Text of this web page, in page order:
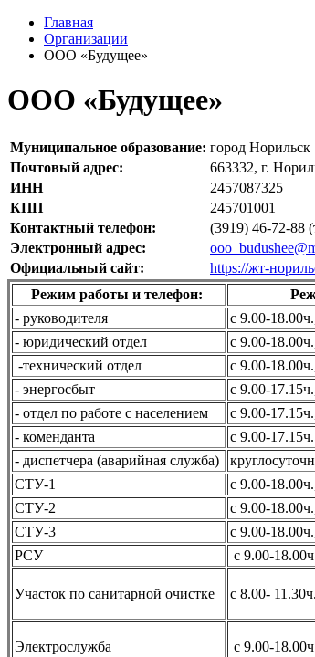
Главная
Организации
ООО «Будущее»
ООО «Будущее»
Муниципальное образование: город Норильск
Почтовый адрес:
663332, г.
ИНН
2457087325
КПП
245701001
Контактный телефон:
(3919) 46-72-88
Электронный адрес:
Официальный сайт:
https://жт-
Режим работы и телефон:
- руководителя
c 9.00-
- юридический отдел
c 9.00-
-технический отдел
c 9.00-
- энергосбыт
c 9.00-
- отдел по работе с населением
c 9.00-
- коменданта
c 9.00-
- диспетчера (аварийная служба)
СТУ-1
c 9.00-
СТУ-2
c 9.00-
СТУ-3
c 9.00-
РСУ
c 9.00-
Участок по санитарной очистке с 8.00-
Электрослужба c 9.00-